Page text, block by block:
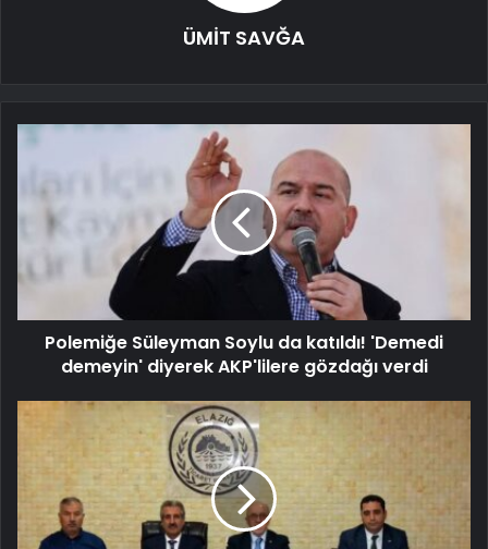
ÜMİT SAVĞA
Polemiğe Süleyman Soylu da katıldı! 'Demedi
demeyin' diyerek AKP'lilere gözdağı verdi